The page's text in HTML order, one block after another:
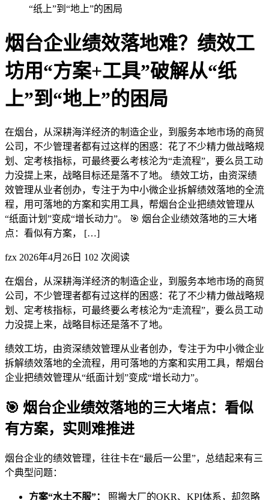
“纸上”到“地上”的困局
烟台企业绩效落地难？绩效工
坊用“方案+工具”破解从“纸
上”到“地上”的困局
在烟台，从深耕海洋经济的制造企业，到服务本地市场的商贸
公司，不少管理者都有过这样的困惑：花了不少精力做战略规
划、定考核指标，可最终要么考核沦为“走流程”，要么员工动
力没提上来，战略目标还是落不了地。 绩效工坊，由资深绩
效管理从业者创办，专注于为中小微企业拆解绩效落地的全流
程，用可落地的方案和实用工具，帮烟台企业把绩效管理从
“纸面计划”变成“增长动力”。 🎯 烟台企业绩效落地的三大堵
点：看似有方案， […]
fzx 2026年4月26日 102 次阅读
在烟台，从深耕海洋经济的制造企业，到服务本地市场的商贸
公司，不少管理者都有过这样的困惑：花了不少精力做战略规
划、定考核指标，可最终要么考核沦为“走流程”，要么员工动
力没提上来，战略目标还是落不了地。
绩效工坊，由资深绩效管理从业者创办，专注于为中小微企业
拆解绩效落地的全流程，用可落地的方案和实用工具，帮烟台
企业把绩效管理从“纸面计划”变成“增长动力”。
🎯 烟台企业绩效落地的三大堵点：看似
有方案，实则难推进
烟台企业的绩效管理，往往卡在“最后一公里”，总结起来有三
个典型问题：
方案“水土不服”：
照搬大厂的OKR、KPI体系，却忽略